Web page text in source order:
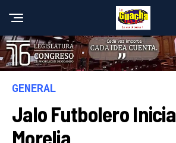
GENERAL
Jalo Futbolero
Morelia